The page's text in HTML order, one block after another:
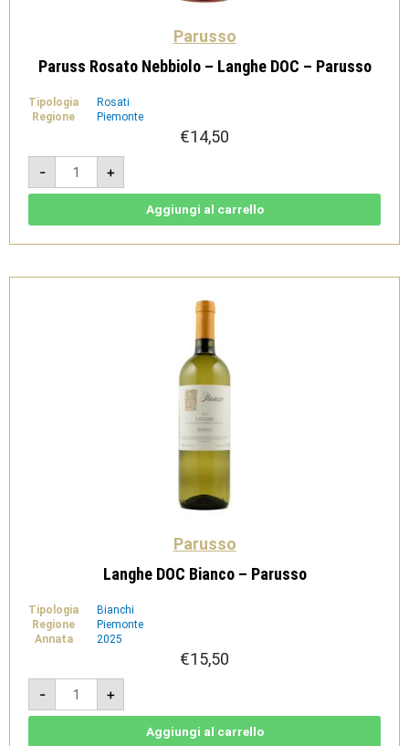
Parusso
Paruss Rosato Nebbiolo – Langhe DOC – Parusso
Tipologia
Rosati
Regione
Piemonte
€14,50
-
Paruss
Rosato
Nebbiolo
-
Parusso
+
Aggiungi al carrello
Parusso
Langhe DOC Bianco – Parusso
Tipologia
Bianchi
Regione
Piemonte
Annata
2025
€15,50
-
Langhe
DOC
Bianco
-
+
Aggiungi al carrello